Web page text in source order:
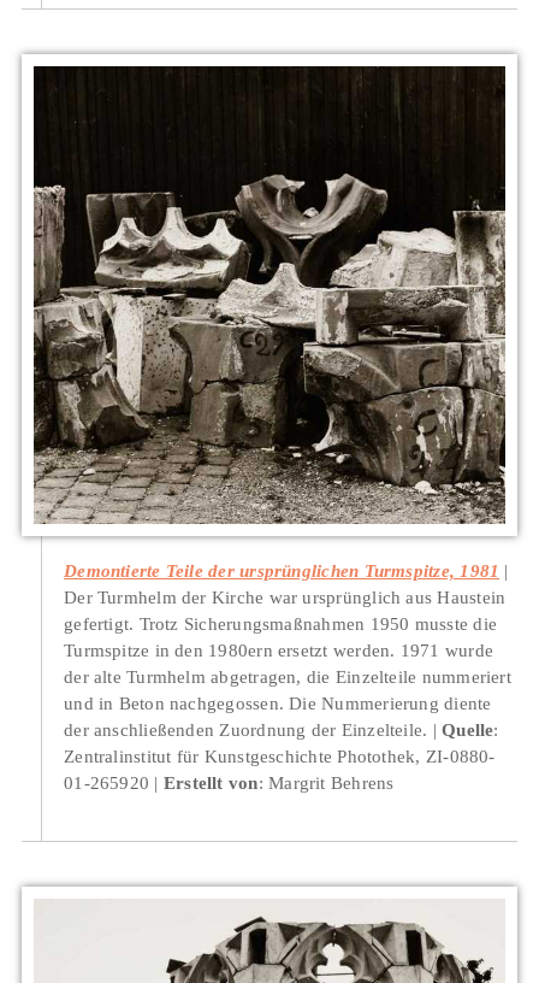
Demontierte Teile der ursprünglichen Turmspitze, 1981
Der Turmhelm der Kirche war ursprünglich aus Haustein
gefertigt. Trotz Sicherungsmaßnahmen 1950 musste die
Turmspitze in den 1980ern ersetzt werden. 1971 wurde
der alte Turmhelm abgetragen, die Einzelteile nummeriert
und in Beton nachgegossen. Die Nummerierung diente
der anschließenden Zuordnung der Einzelteile.
Quelle:
Zentralinstitut für Kunstgeschichte Photothek, ZI-0880-
01-265920
Erstellt von: Margrit Behrens